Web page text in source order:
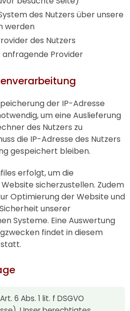
des Nutzers über unsere
werden
des Nutzers
anfragende Provider
der IP-Adresse
um eine Auslieferung
des Nutzers zu
die IP-Adresse des Nutzers
gespeichert bleiben.
erfolgt, um die
sicherzustellen. Zudem
Optimierung der Website und
unserer
Systeme. Eine Auswertung
findet in diesem
Art. 6 Abs. 1 lit. f DSGVO